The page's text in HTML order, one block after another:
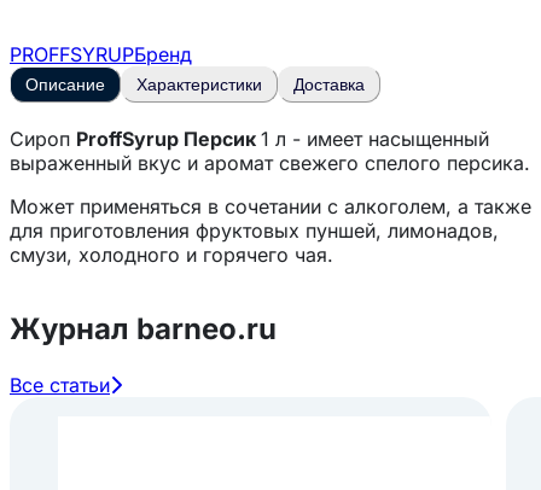
PROFFSYRUPБренд
Описание Характеристики Доставка
Сироп ProffSyrup Персик 1 л - имеет насыщенный
выраженный вкус и аромат свежего спелого персика.
Может применяться в сочетании с алкоголем, а также
для приготовления фруктовых пуншей, лимонадов,
смузи, холодного и горячего чая.
Журнал barneo.ru
Все статьи